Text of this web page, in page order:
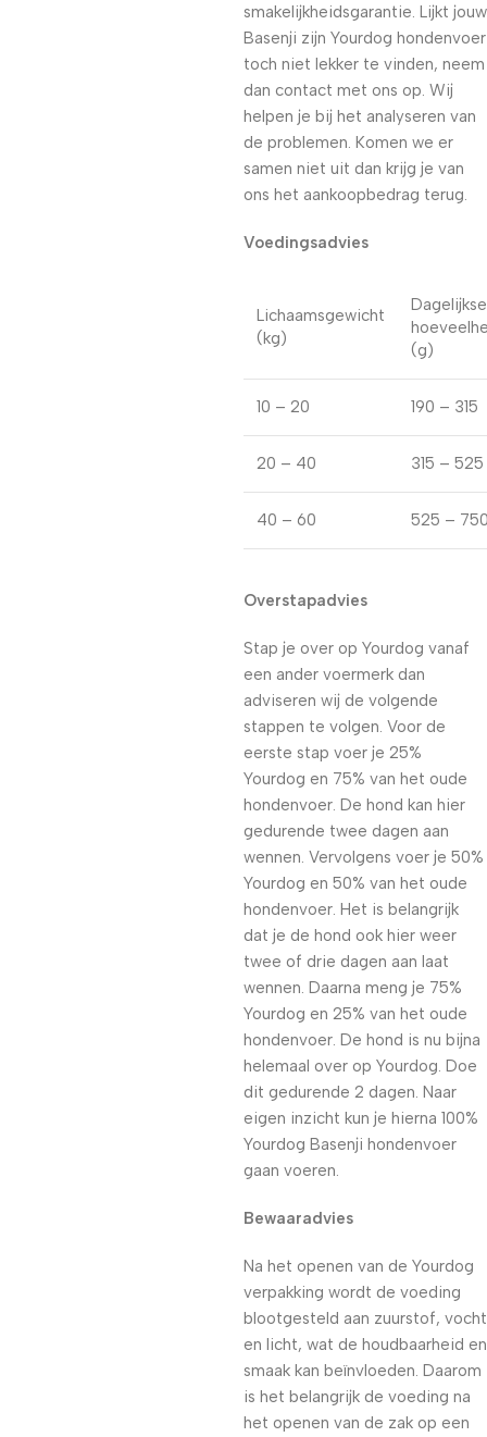
smakelijkheidsgarantie. Lijkt jouw
Basenji zijn Yourdog hondenvoer
toch niet lekker te vinden, neem
dan contact met ons op. Wij
helpen je bij het analyseren van
de problemen. Komen we er
samen niet uit dan krijg je van
ons het aankoopbedrag terug.
Voedingsadvies
Lichaamsgewicht
(kg)
Dagelijkse
(g)
10 – 20 190 – 315
20 – 40 315 – 525
40 – 60 525 –
Overstapadvies
Stap je over op Yourdog vanaf
een ander voermerk dan
adviseren wij de volgende
stappen te volgen. Voor de
eerste stap voer je 25%
Yourdog en 75% van het oude
hondenvoer. De hond kan hier
gedurende twee dagen aan
wennen. Vervolgens voer je 50%
Yourdog en 50% van het oude
hondenvoer. Het is belangrijk
dat je de hond ook hier weer
twee of drie dagen aan laat
wennen. Daarna meng je 75%
Yourdog en 25% van het oude
hondenvoer. De hond is nu bijna
helemaal over op Yourdog. Doe
dit gedurende 2 dagen. Naar
eigen inzicht kun je hierna 100%
Yourdog Basenji hondenvoer
gaan voeren.
Bewaaradvies
Na het openen van de Yourdog
verpakking wordt de voeding
blootgesteld aan zuurstof, vocht
en licht, wat de houdbaarheid en
smaak kan beïnvloeden. Daarom
is het belangrijk de voeding na
het openen van de zak op een